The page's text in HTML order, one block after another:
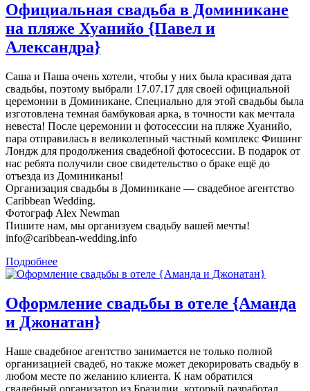
Официальная свадьба в Доминикане
на пляже Хуанийо {Павел и
Александра}
Саша и Паша очень хотели, чтобы у них была красивая дата
свадьбы, поэтому выбрали 17.07.17 для своей официальной
церемонии в Доминикане. Специально для этой свадьбы была
изготовлена темная бамбуковая арка, в точности как мечтала
невеста! После церемонии и фотосессии на пляже Хуанийо,
пара отправилась в великолепный частный комплекс Фишинг
Лондж для продолжения свадебной фотосессии. В подарок от
нас ребята получили свое свидетельство о браке ещё до
отъезда из Доминиканы!
Организация свадьбы в Доминикане — свадебное агентство
Caribbean Wedding.
Фотограф Alex Newman
Пишите нам, мы организуем свадьбу вашей мечты!
info@caribbean-wedding.info
Подробнее
Оформление свадьбы в отеле {Аманда
и Джонатан}
Наше свадебное агентство занимается не только полной
организацией свадеб, но также может декорировать свадьбу в
любом месте по желанию клиента. К нам обратился
свадебный организатор из Бразилии, который разработал